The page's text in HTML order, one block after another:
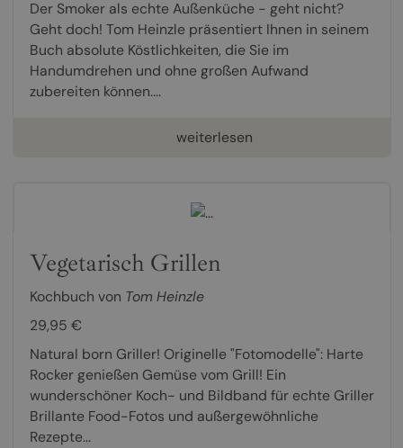
Der Smoker als echte Außenküche - geht nicht?
Geht doch! Tom Heinzle präsentiert Ihnen in seinem
Buch absolute Köstlichkeiten, die Sie im
Handumdrehen und ohne großen Aufwand
zubereiten können....
weiterlesen
Vegetarisch Grillen
Kochbuch von Tom Heinzle
29,95 €
Natural born Griller! Originelle "Fotomodelle": Harte
Rocker genießen Gemüse vom Grill! Ein
wunderschöner Koch- und Bildband für echte Griller
Brillante Food-Fotos und außergewöhnliche
Rezepte...